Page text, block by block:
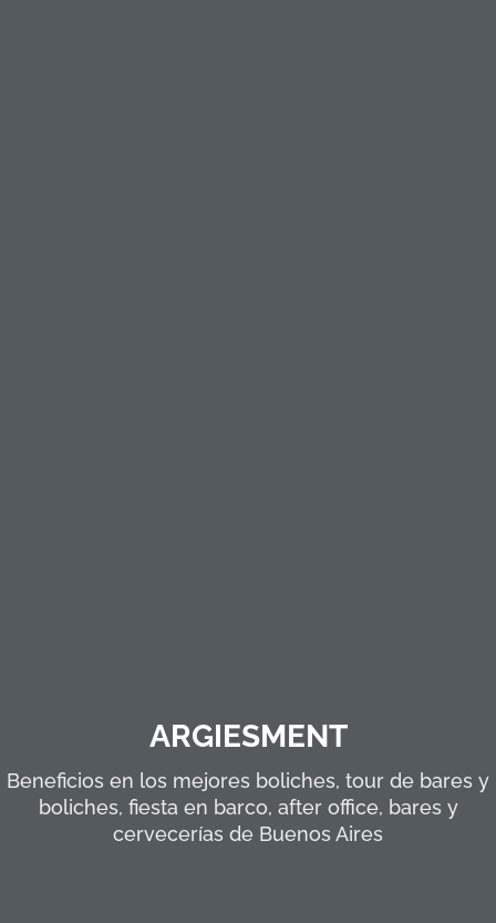
ARGIESMENT
Beneficios en los mejores boliches, tour de bares y
boliches, fiesta en barco, after office, bares y
cervecerías de Buenos Aires